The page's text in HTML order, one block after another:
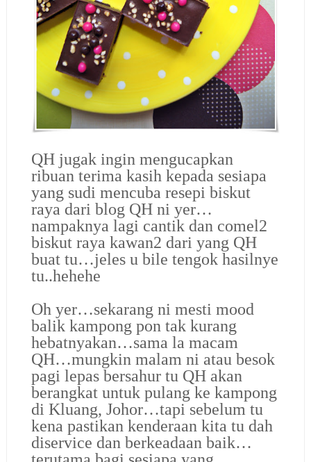
QH jugak ingin mengucapkan
ribuan terima kasih kepada sesiapa
yang sudi mencuba resepi biskut
raya dari blog QH ni yer…
nampaknya lagi cantik dan comel2
biskut raya kawan2 dari yang QH
buat tu…jeles u bile tengok hasilnye
tu..hehehe
Oh yer…sekarang ni mesti mood
balik kampong pon tak kurang
hebatnyakan…sama la macam
QH…mungkin malam ni atau besok
pagi lepas bersahur tu QH akan
berangkat untuk pulang ke kampong
di Kluang, Johor…tapi sebelum tu
kena pastikan kenderaan kita tu dah
diservice dan berkeadaan baik…